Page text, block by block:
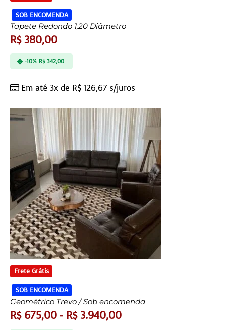
SOB ENCOMENDA
Tapete Redondo 1,20 Diâmetro
R$380,00
Em até 3x de R$ 126,67 s/juros
-10% R$342,00
Frete Grátis
SOB ENCOMENDA
Geométrico Trevo / Sob encomenda
R$675,00 - R$3.940,00